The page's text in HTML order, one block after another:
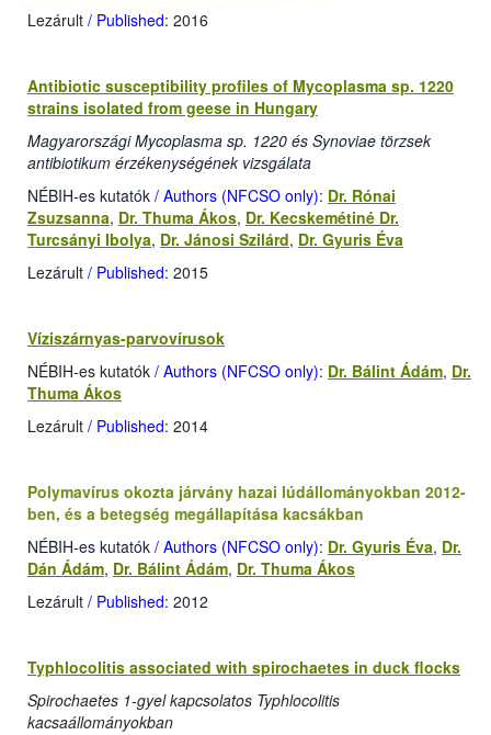
Lezárult / Published: 2016
Antibiotic susceptibility profiles of Mycoplasma sp. 1220
strains isolated from geese in Hungary
Magyarországi Mycoplasma sp. 1220 és Synoviae törzsek
antibiotikum érzékenységének vizsgálata
NÉBIH-es kutatók / Authors (NFCSO only): Dr. Rónai
Zsuzsanna, Dr. Thuma Ákos, Dr. Kecskemétiné Dr.
Turcsányi Ibolya, Dr. Jánosi Szilárd, Dr. Gyuris Éva
Lezárult / Published: 2015
Víziszárnyas-parvovírusok
NÉBIH-es kutatók / Authors (NFCSO only): Dr. Bálint Ádám, Dr.
Thuma Ákos
Lezárult / Published: 2014
Polymavírus okozta járvány hazai lúdállományokban 2012-
ben, és a betegség megállapítása kacsákban
NÉBIH-es kutatók / Authors (NFCSO only): Dr. Gyuris Éva, Dr.
Dán Ádám, Dr. Bálint Ádám, Dr. Thuma Ákos
Lezárult / Published: 2012
Typhlocolitis associated with spirochaetes in duck flocks
Spirochaetes 1-gyel kapcsolatos Typhlocolitis
kacsaállományokban